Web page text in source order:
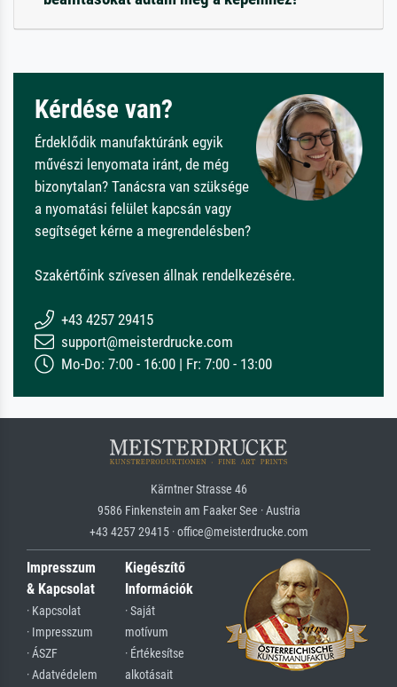
Kérdése van?
Érdeklődik manufaktúránk egyik
művészi lenyomata iránt, de még
bizonytalan? Tanácsra van szüksége
a nyomatási felület kapcsán vagy
segítséget kérne a megrendelésben?
Szakértőink szívesen állnak rendelkezésére.
+43 4257 29415
support@meisterdrucke.com
Mo-Do: 7:00 - 16:00 | Fr: 7:00 - 13:00
Kärntner Strasse 46
9586 Finkenstein am Faaker See · Austria
+43 4257 29415 · office@meisterdrucke.com
Impresszum
& Kapcsolat
· Kapcsolat
· Impresszum
· ÁSZF
· Adatvédelem
Kiegészítő
Információk
· Saját
motívum
· Értékesítse
alkotásait